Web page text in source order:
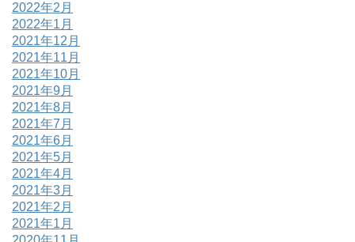
2022年2月
2022年1月
2021年12月
2021年11月
2021年10月
2021年9月
2021年8月
2021年7月
2021年6月
2021年5月
2021年4月
2021年3月
2021年2月
2021年1月